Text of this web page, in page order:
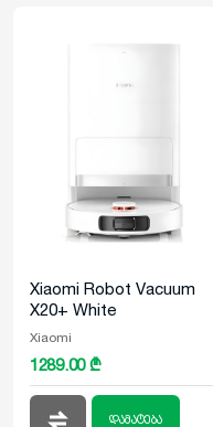
Xiaomi Robot Vacuum
X20+ White
Xiaomi
1289.00 ₾
დამატება